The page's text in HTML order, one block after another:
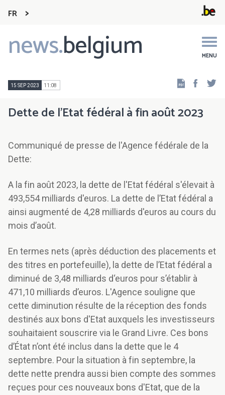
FR
news.belgium MENU
Main
navigation
15 SEP 2023 11:08
Dette de l’Etat fédéral à fin août 2023
Communiqué de presse de l'Agence fédérale de la
Dette:
A la fin août 2023, la dette de l'Etat fédéral s'élevait à
493,554 milliards d'euros. La dette de l’Etat fédéral a
ainsi augmenté de 4,28 milliards d'euros au cours du
mois d’août.
En termes nets (après déduction des placements et
des titres en portefeuille), la dette de l’Etat fédéral a
diminué de 3,48 milliards d‘euros pour s’établir à
471,10 milliards d’euros. L'Agence souligne que
cette diminution résulte de la réception des fonds
destinés aux bons d'Etat auxquels les investisseurs
souhaitaient souscrire via le Grand Livre. Ces bons
d’État n’ont été inclus dans la dette que le 4
septembre. Pour la situation à fin septembre, la
dette nette prendra aussi bien compte des sommes
reçues pour ces nouveaux bons d'Etat, que de la